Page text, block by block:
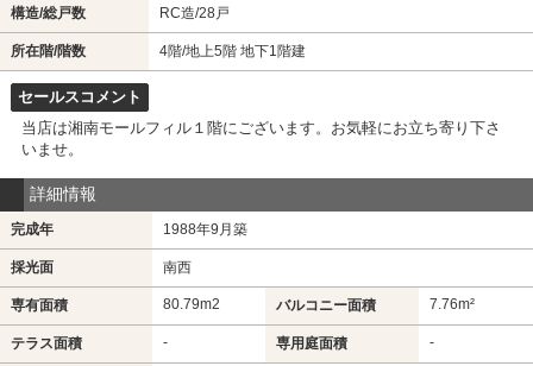
構造/総戸数 RC造/28戸
所在階/階数 4階/地上5階 地下1階建
セールスコメント
当店は湘南モールフィル１階にございます。お気軽にお立ち寄り下さ
いませ。
詳細情報
完成年 1988年9月築
採光面 南西
専有面積 80.79m2 バルコニー面積 7.76m²
テラス面積 - 専用庭面積 -